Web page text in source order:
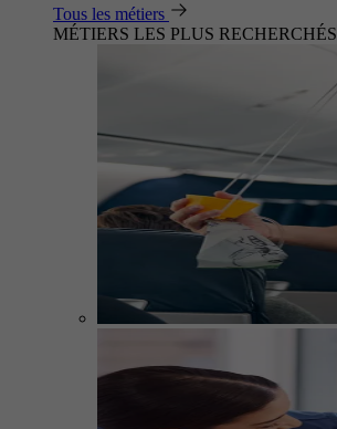
Tous les métiers
MÉTIERS LES PLUS RECHERCHÉS